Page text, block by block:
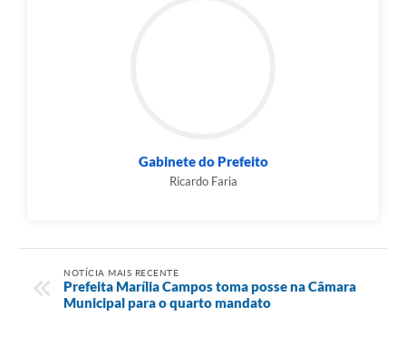
Gabinete do Prefeito
Ricardo Faria
NOTÍCIA MAIS RECENTE
Prefeita Marília Campos toma posse na Câmara
Municipal para o quarto mandato